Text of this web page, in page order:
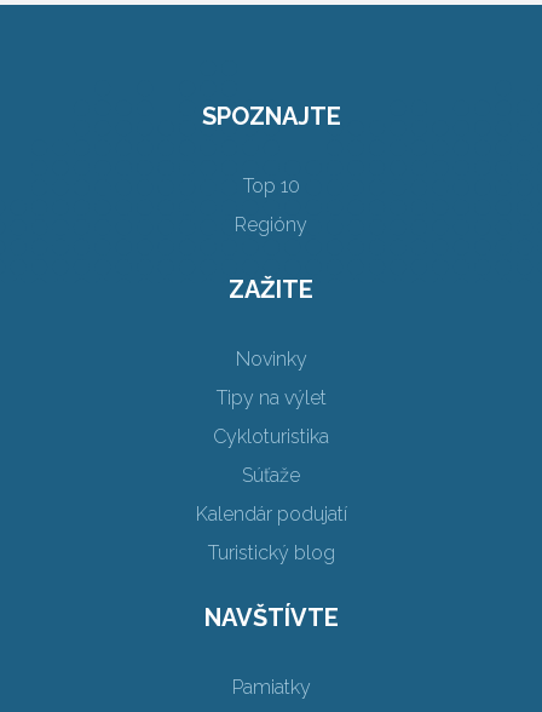
SPOZNAJTE
Top 10
Regióny
ZAŽITE
Novinky
Tipy na výlet
Cykloturistika
Súťaže
Kalendár podujatí
Turistický blog
NAVŠTÍVTE
Pamiatky